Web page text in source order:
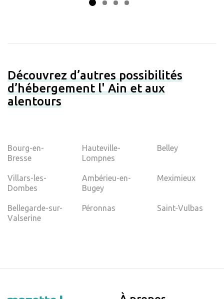
Découvrez d’autres possibilités
d’hébergement l' Ain et aux
alentours
Bourg-en-
Bresse
Hauteville-
Lompnes
Belley
Villars-les-
Dombes
Ambérieu-en-
Bugey
Meximieux
Bellegarde-sur-
Valserine
Péronnas Saint-Vulbas